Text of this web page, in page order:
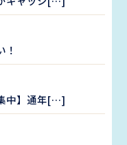
中】通年[…]